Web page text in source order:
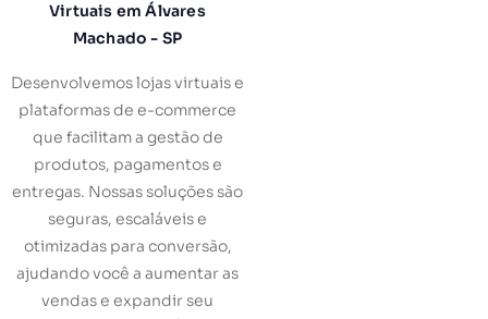
Virtuais em Álvares
Machado - SP
Desenvolvemos lojas virtuais e
plataformas de e-commerce
que facilitam a gestão de
produtos, pagamentos e
entregas. Nossas soluções são
seguras, escaláveis e
otimizadas para conversão,
ajudando você a aumentar as
vendas e expandir seu